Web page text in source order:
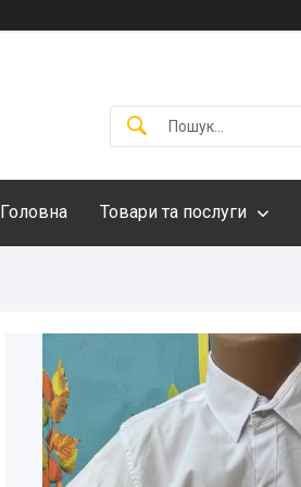
Головна Товари та послуги